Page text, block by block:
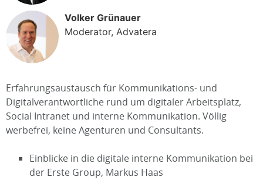
Volker Grünauer
Moderator, Advatera
Erfahrungsaustausch für Kommunikations- und
Digitalverantwortliche rund um digitaler Arbeitsplatz,
Social Intranet und interne Kommunikation. Völlig
werbefrei, keine Agenturen und Consultants.
Einblicke in die digitale interne Kommunikation bei
der Erste Group, Markus Haas